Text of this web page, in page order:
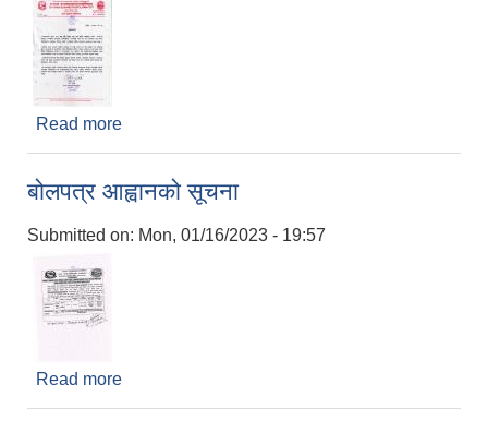
Read more
बोलपत्र आह्वानको सूचना
Submitted on: Mon, 01/16/2023 - 19:57
Read more